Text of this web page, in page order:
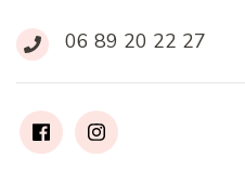
06 89 20 22 27